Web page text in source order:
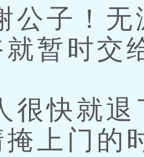
子！无
就暂时交
快就退
掩上门的